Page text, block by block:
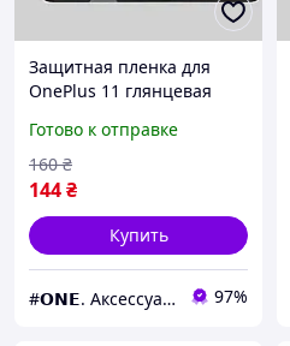
Защитная пленка для
OnePlus 11 глянцевая
телефон ванплас 11
прозрачная x2p
Готово к отправке
144₴
160 ₴
Купить
#𝗢𝗡𝗘. Аксессуары к смартфонам 97%